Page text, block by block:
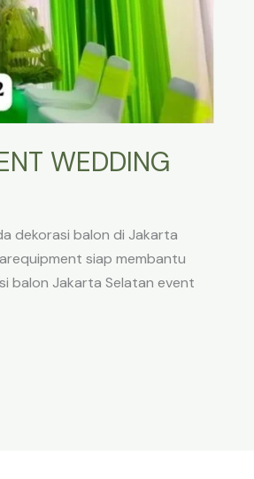
WEDDING
dekorasi balon di Jakarta
siap membantu
balon Jakarta Selatan event